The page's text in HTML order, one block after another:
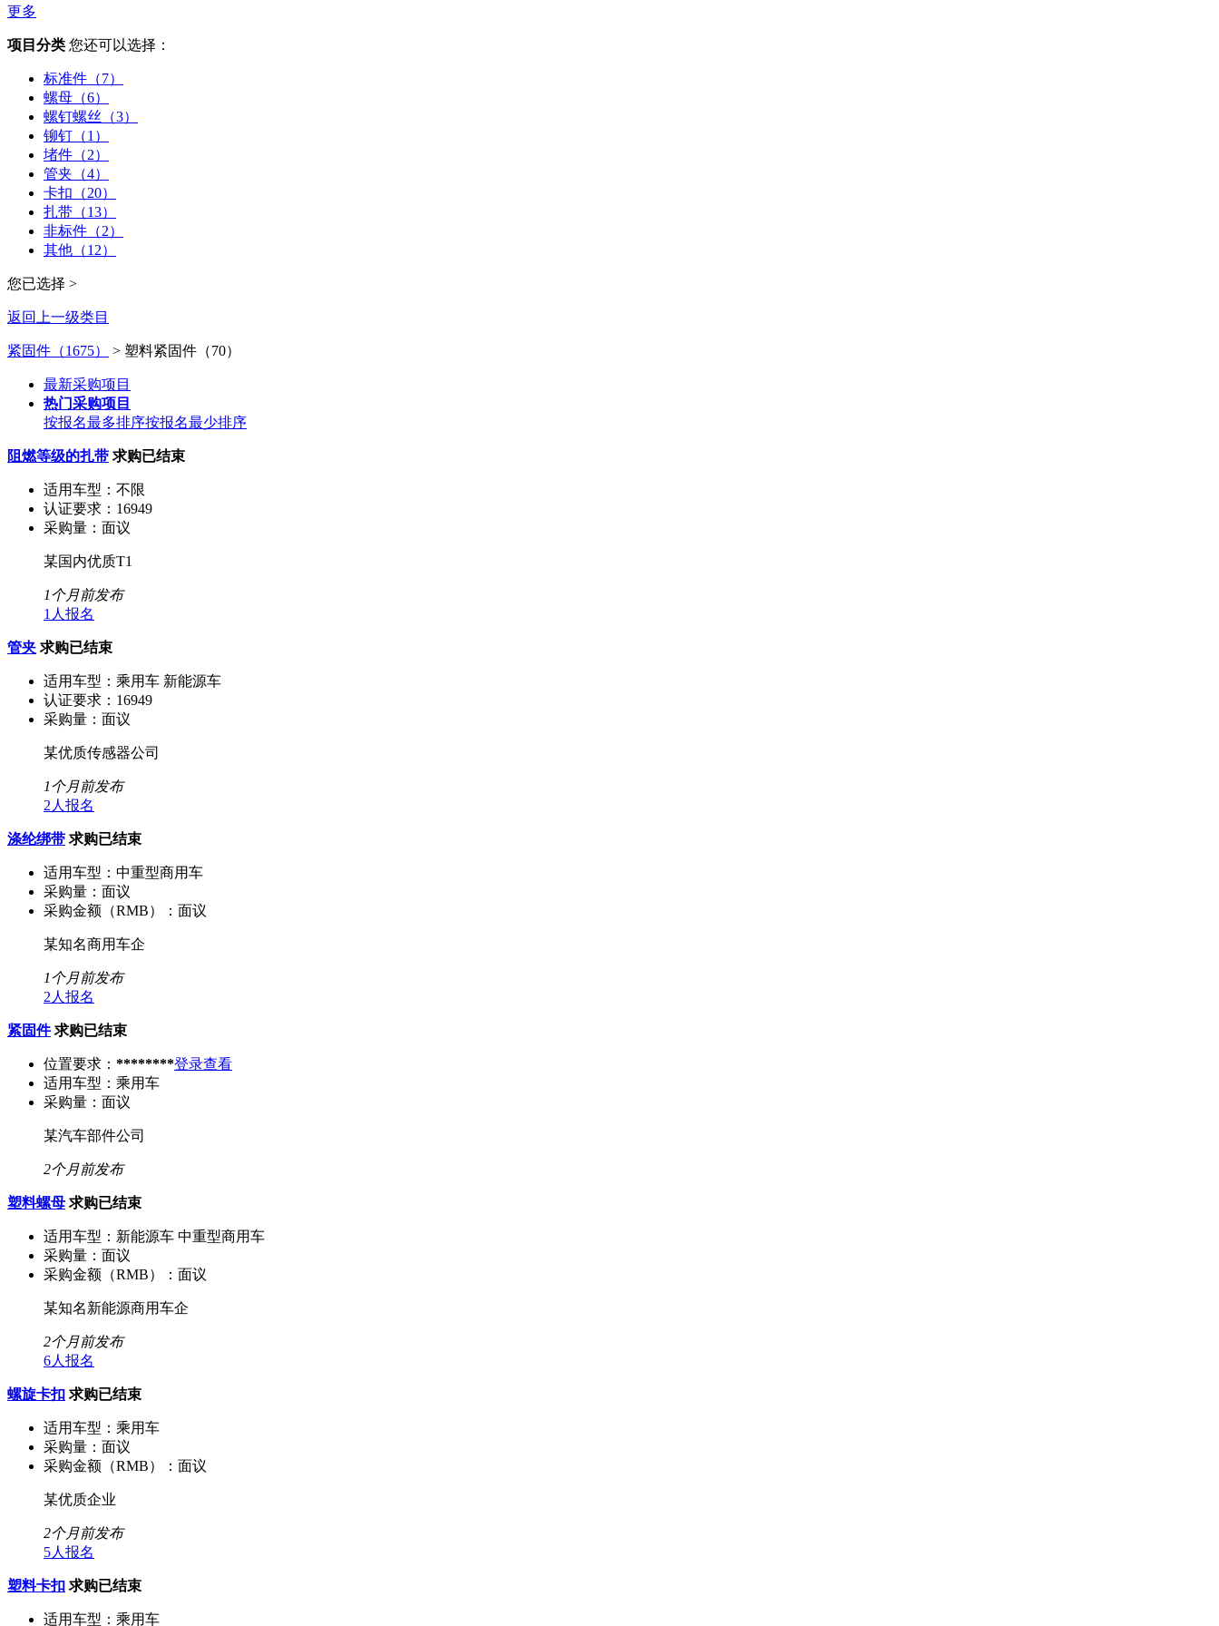
更多
项目分类 您还可以选择：
标准件（7）
螺母（6）
螺钉螺丝（3）
铆钉（1）
堵件（2）
管夹（4）
卡扣（20）
扎带（13）
非标件（2）
其他（12）
您已选择 >
返回上一级类目
紧固件（1675） > 塑料紧固件（70）
最新采购项目
热门采购项目
按报名最多排序按报名最少排序
阻燃等级的扎带 求购已结束
适用车型： 不限
认证要求： 16949
采购量： 面议
某国内优质T1
1个月前发布
1人报名
管夹 求购已结束
适用车型： 乘用车 新能源车
认证要求： 16949
采购量： 面议
某优质传感器公司
1个月前发布
2人报名
涤纶绑带 求购已结束
适用车型： 中重型商用车
采购量： 面议
采购金额（RMB）： 面议
某知名商用车企
1个月前发布
2人报名
紧固件 求购已结束
位置要求： ********登录查看
适用车型： 乘用车
采购量： 面议
某汽车部件公司
2个月前发布
塑料螺母 求购已结束
适用车型： 新能源车 中重型商用车
采购量： 面议
采购金额（RMB）： 面议
某知名新能源商用车企
2个月前发布
6人报名
螺旋卡扣 求购已结束
适用车型： 乘用车
采购量： 面议
采购金额（RMB）： 面议
某优质企业
2个月前发布
5人报名
塑料卡扣 求购已结束
适用车型： 乘用车